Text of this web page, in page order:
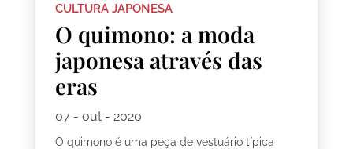
CULTURA JAPONESA
O quimono: a moda
japonesa através das
eras
07 - out - 2020
O quimono é uma peça de vestuário típica